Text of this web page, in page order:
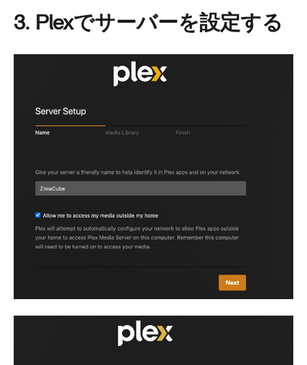
3. Plexでサーバーを設定する